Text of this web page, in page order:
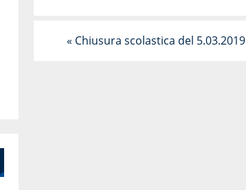
« Chiusura scolastica del 5.03.2019